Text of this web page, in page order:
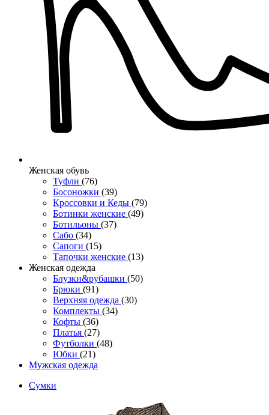
Женcкая обувь
Туфли (76)
Босоножки (39)
Кроссовки и Кеды (79)
Ботинки женские (49)
Ботильоны (37)
Сабо (34)
Сапоги (15)
Тапочки женские (13)
Женская одежда
Блузки&рубашки (50)
Брюки (91)
Верхняя одежда (30)
Комплекты (34)
Кофты (36)
Платья (27)
Футболки (48)
Юбки (21)
Мужская одежда
Сумки